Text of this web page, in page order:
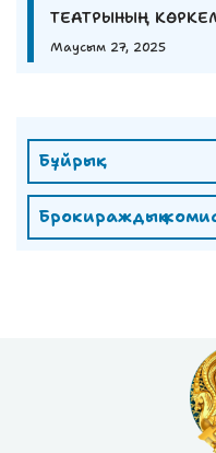
ТЕАТРЫНЫҢ
ЕШМҰРАТОВАНЫҢ
Маусым 27, 2025
Бұйрық
Брокираждық